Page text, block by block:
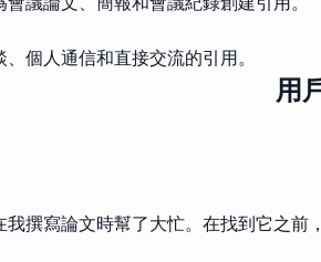
個人通信和直接交流的引用。
用
我撰寫論文時幫了大忙。在找到它之